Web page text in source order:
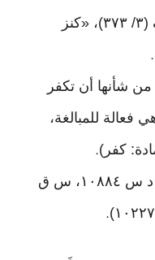
(س)، وينظر: «التفسير» للمصنف (٣/ ٣٧٣)، «كنز
.
من شأنها أن تكفر
فعالة للمبالغة،
كفر).
[١٦٩٧١] [التحفة: س ١٠٨١١، م د س ١٠٨٨٤، س ق
.